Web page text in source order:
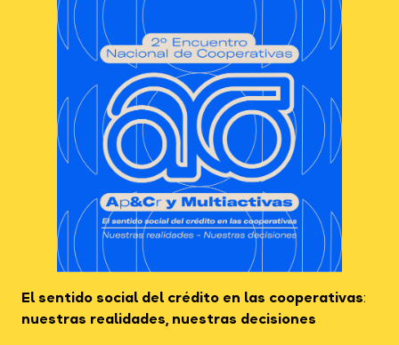
El sentido social del crédito en las cooperativas:
nuestras realidades, nuestras decisiones